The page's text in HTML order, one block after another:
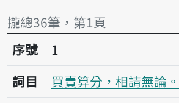
攏總36筆，第1頁
序號1買賣算分，相請無論。
序號
1
詞目
買賣算分，相請無論。